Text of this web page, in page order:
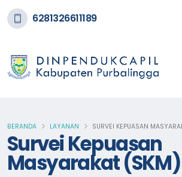
6281326611189
Survei Kepuasan
Masyarakat (SKM)
BERANDA LAYANAN SURVEI KEPUASAN